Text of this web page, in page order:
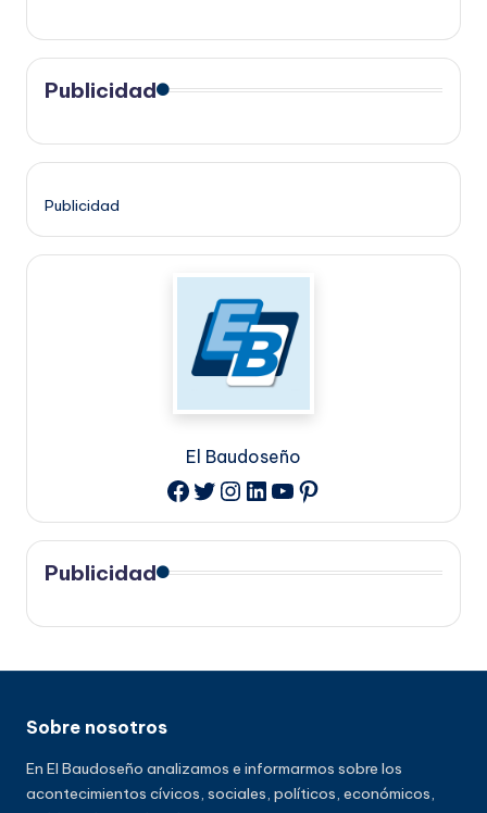
Publicidad
Publicidad
El Baudoseño
Facebook
Twitter
Instagram
LinkedIn
YouTube
Pinterest
Publicidad
Sobre nosotros
En El Baudoseño analizamos e informarmos sobre los
acontecimientos cívicos, sociales, políticos, económicos,